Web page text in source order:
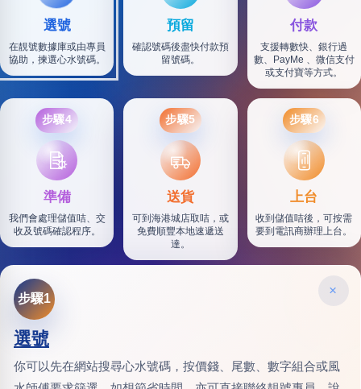
選號
在靚號數據庫或由專員
協助，揀選心水號碼。
預留
確認號碼後盡快付款預
留號碼。
付款
支援轉數快、銀行過
數、PayMe 、微信支付
或支付寶等方式。
步驟4
準備
我們會處理儲值咭、交
收及號碼確認程序。
步驟5
SF
送貨
可到海港城店取咭，或
免費順豐本地速遞送
達。
步驟6
上台
收到儲值咭後，可按需
要到電訊商辦理上台。
×
步驟1
選號
你可以先在網站搜尋心水號碼，按價錢、尾數、數字組合或風